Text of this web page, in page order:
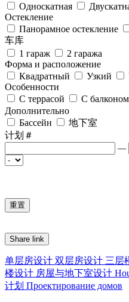
Односкатная
Остекление
Панорамное остекление
车库
1 гараж
2 гаража
Форма и расположение
Квадратный
Узкий
Особенности
С террасой
С балконом
Дополнительно
Бассейн
地下室
计划＃
—
Share link
单层房设计 双层房设计 三层
楼设计 房屋与地下室设计
计划 Проектирование домов